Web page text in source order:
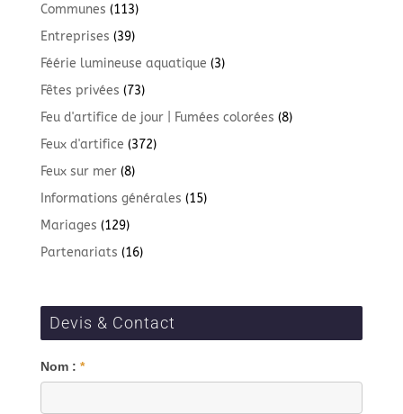
Communes (113)
Entreprises (39)
Féérie lumineuse aquatique (3)
Fêtes privées (73)
Feu d'artifice de jour | Fumées colorées (8)
Feux d'artifice (372)
Feux sur mer(8)
Informations générales (15)
Mariages (129)
Partenariats (16)
Devis & Contact
Blog
Nom : *